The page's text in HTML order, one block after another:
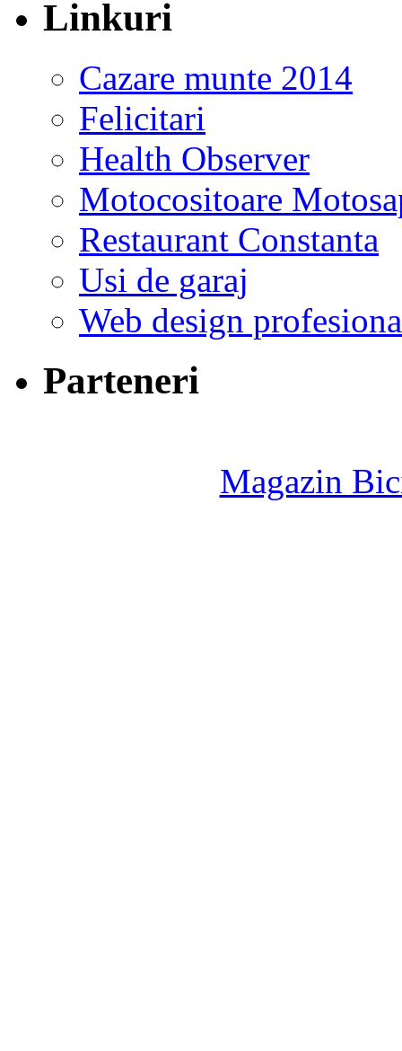
Linkuri
Cazare munte 2014
Felicitari
Health Observer
Motocositoare
Restaurant Constanta
Usi de garaj
Web design
Parteneri
Magazin